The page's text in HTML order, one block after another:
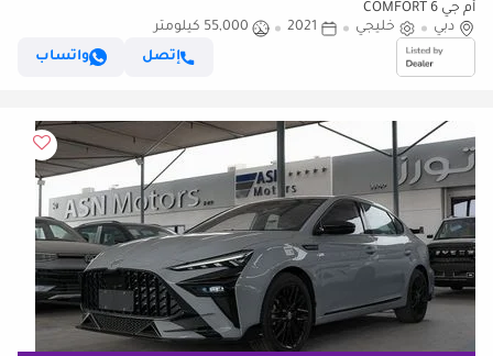
أم جي 6 COMFORT
دبي
خليجي 2021
55,000 كيلومتر
إتصل
واتساب